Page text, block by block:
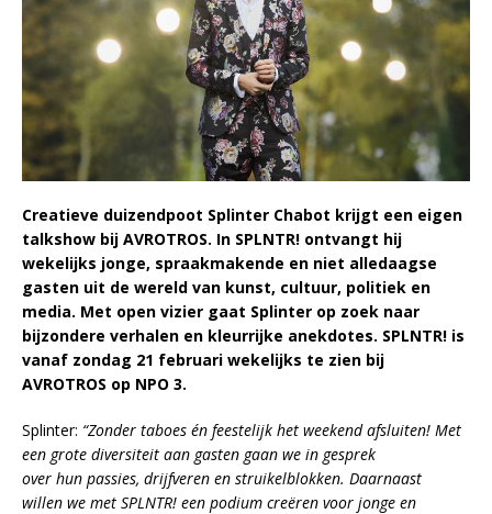
Creatieve duizendpoot Splinter Chabot krijgt een eigen
talkshow bij AVROTROS. In SPLNTR! ontvangt hij
wekelijks jonge, spraakmakende en niet alledaagse
gasten uit de wereld van kunst, cultuur, politiek en
media. Met open vizier gaat Splinter op zoek naar
bijzondere verhalen en kleurrijke anekdotes. SPLNTR! is
vanaf zondag 21 februari wekelijks te zien bij
AVROTROS op NPO 3.
Splinter: “Zonder taboes én feestelijk het weekend afsluiten! Met
een grote diversiteit aan gasten gaan we in gesprek
over hun passies, drijfveren en struikelblokken. Daarnaast
willen we met SPLNTR! een podium creëren voor jonge en